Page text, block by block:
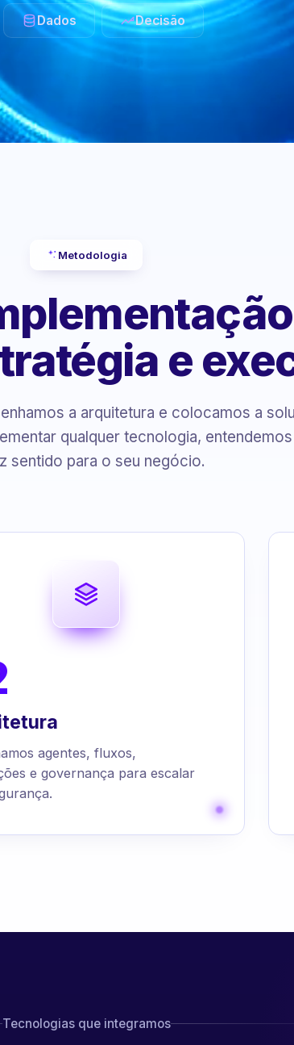
Dados Decisão
Metodologia
e
a arquitetura e colocamos a
qualquer tecnologia,
sentido para o seu negócio.
agentes, fluxos,
e governança para escalar
Tecnologias que integramos